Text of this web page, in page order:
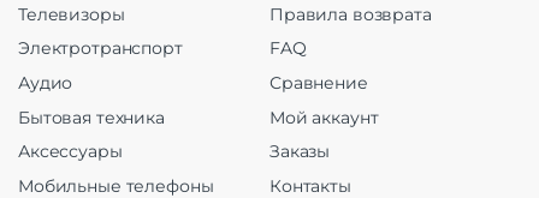
Телевизоры
Электротранспорт
Аудио
Бытовая техника
Аксессуары
Мобильные телефоны
Правила возврата
FAQ
Сравнение
Мой аккаунт
Заказы
Контакты